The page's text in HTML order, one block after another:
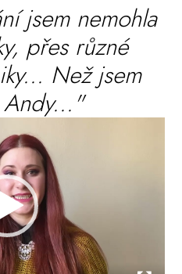
jsem nemohla
přes různé
Než jsem